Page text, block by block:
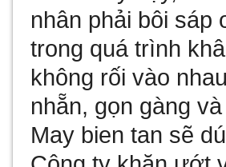
nhân phải bôi
trong quá trình
không rối vào
nhẵn, gọn gàng
May bien tan sẽ